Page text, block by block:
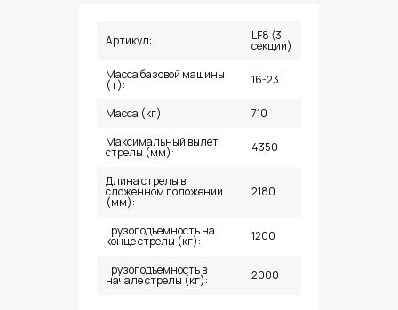
Артикул: LF8 (3
секции)
Масса базовой машины
(т): 16-23
Масса (кг):
710
Максимальный вылет
стрелы (мм): 4350
Длина стрелы в
сложенном положении
(мм):
2180
Грузоподъемность на
конце стрелы (кг): 1200
Грузоподъемность в
начале стрелы (кг): 2000